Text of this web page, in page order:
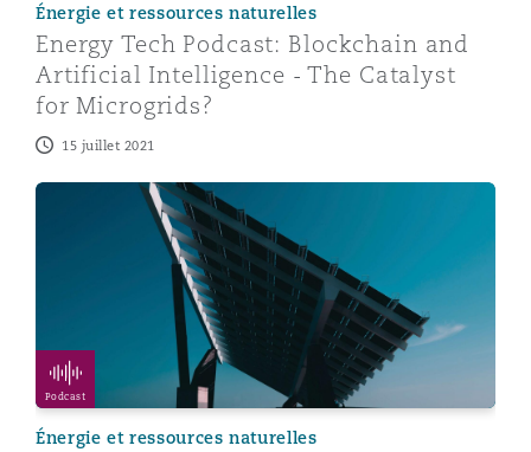
Énergie et ressources naturelles
Energy Tech Podcast: Blockchain and
Artificial Intelligence - The Catalyst
for Microgrids?
15 juillet 2021
Energy Tech Podcast: Electric Vehicles and
Podcast
Énergie et ressources naturelles